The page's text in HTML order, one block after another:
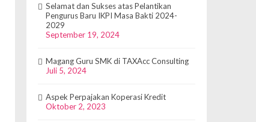
Selamat dan Sukses atas Pelantikan
Pengurus Baru IKPI Masa Bakti 2024-
2029
September 19, 2024
Magang Guru SMK di TAXAcc Consulting
Juli 5, 2024
Aspek Perpajakan Koperasi Kredit
Oktober 2, 2023